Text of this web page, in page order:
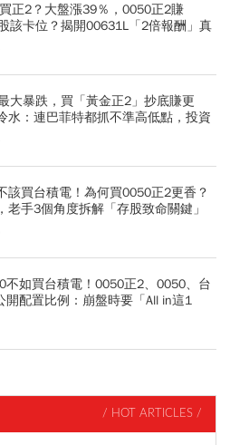
正2？大盤漲39％，0050正2賺
該卡位？揭開00631L「2倍報酬」真
大暴跌，買「黃金正2」抄底賺更
水：連巴菲特都抓不準高低點，投資
該買台積電！為何買0050正2更香？
老手3個角度拆解「存股致命關鍵」
不如買台積電！0050正2、0050、台
開配置比例：崩盤時要「All in這1
/ HOT ARTICLES /